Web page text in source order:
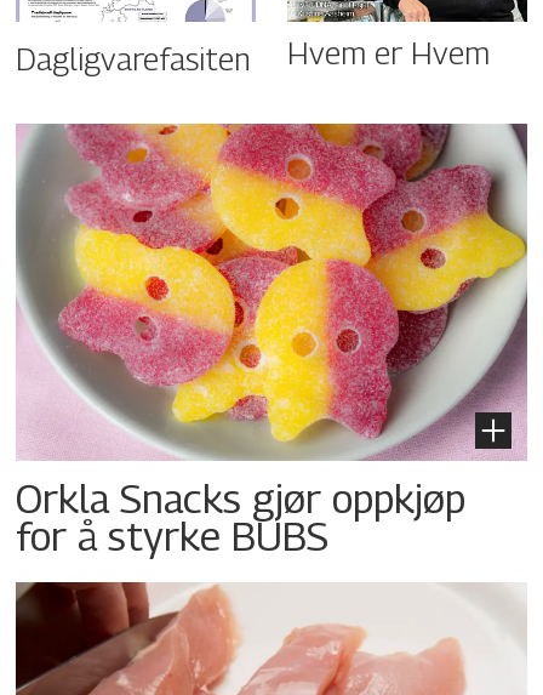
Dagligvarefasiten Hvem er Hvem
Orkla Snacks gjør oppkjøp
for å styrke BUBS